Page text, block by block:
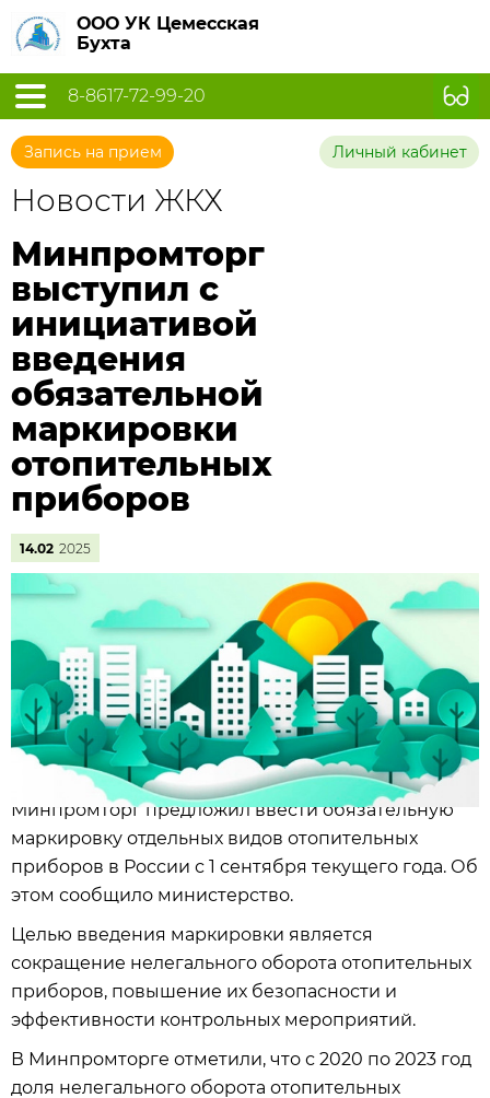
ООО УК Цемесская
Бухта
8-8617-72-99-20
Запись на прием Личный кабинет
Новости ЖКХ
Минпромторг
выступил с
инициативой
введения
обязательной
маркировки
отопительных
приборов
14.02 2025
Минпромторг предложил ввести обязательную
маркировку отдельных видов отопительных
приборов в России с 1 сентября текущего года. Об
этом сообщило министерство.
Целью введения маркировки является
сокращение нелегального оборота отопительных
приборов, повышение их безопасности и
эффективности контрольных мероприятий.
В Минпромторге отметили, что с 2020 по 2023 год
доля нелегального оборота отопительных